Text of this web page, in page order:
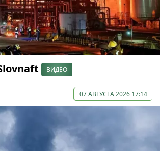
ВИДЕО
07 АВГУСТА 2026 17:14